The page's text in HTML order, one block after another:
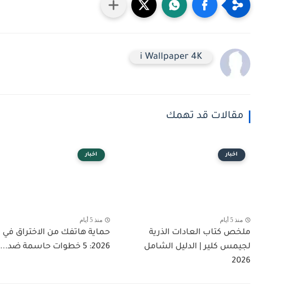
i Wallpaper 4K
مقالات قد تهمك
اخبار
منذ 5 أيام
ملخص كتاب العادات الذرية
لجيمس كلير | الدليل الشامل
2026
اخبار
منذ 5 أيام
حماية هاتفك من الاختراق في
2026: 5 خطوات حاسمة ضد...